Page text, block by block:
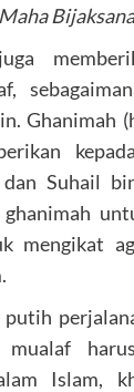
Ghanimah
Suhail
mengikat
mualaf
Islam,